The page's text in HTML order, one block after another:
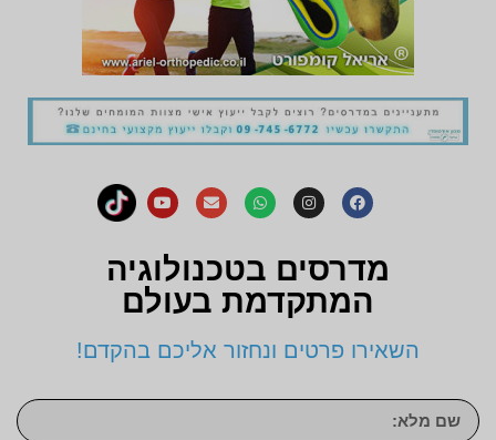
מדרסים בטכנולוגיה
המתקדמת בעולם
השאירו פרטים ונחזור אליכם בהקדם!